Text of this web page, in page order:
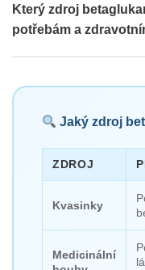
Který zdroj
potřebám a
Jaký zdroj
ZDROJ
Kvasinky
Medicinální